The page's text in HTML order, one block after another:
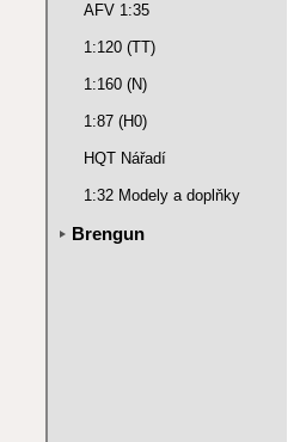
AFV 1:35
1:120 (TT)
1:160 (N)
1:87 (H0)
HQT Nářadí
1:32 Modely a doplňky
Brengun